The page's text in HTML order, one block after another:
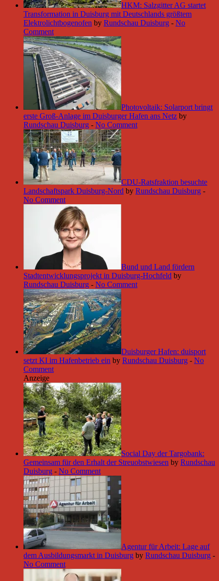
HKM: Salzgitter AG startet
Transformation in Duisburg mit Deutschlands größtem
Elektrolichtbogenofen by Rundschau Duisburg - No
Comment
Photovoltaik: Solarport bringt
erste Groß-Anlage im Duisburger Hafen ans Netz by
Rundschau Duisburg - No Comment
CDU-Ratsfraktion besuchte
Landschaftspark Duisburg-Nord by Rundschau Duisburg -
No Comment
Bund und Land fördern
Stadtentwicklungsprojekt in Duisburg-Hochfeld by
Rundschau Duisburg - No Comment
Duisburger Hafen: duisport
setzt KI im Hafenbetrieb ein by Rundschau Duisburg - No
Comment
Anzeige
Social Day der Targobank:
Gemeinsam für den Erhalt der Streuobstwiesen by Rundschau
Duisburg - No Comment
Agentur für Arbeit: Lage auf
dem Ausbildungsmarkt in Duisburg by Rundschau Duisburg -
No Comment